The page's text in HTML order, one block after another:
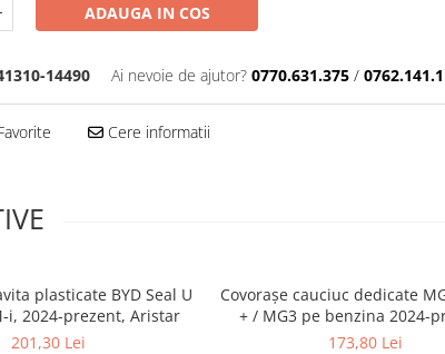
ADAUGA IN COS
14490 Ai nevoie de ajutor? 0770.631.375 /
Cere informatii
plasticate BYD Seal U
i, 2024-prezent, Aristar
201,30 Lei
Covorașe cauciuc dedicate
+ / MG3 pe benzina 2024-
Rigum Cehia
173,80 Lei